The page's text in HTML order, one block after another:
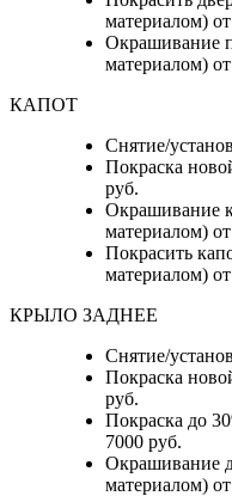
материалом)
Окрашивание
материалом)
КАПОТ
Снятие/
Покраска
руб.
Окрашивание
материалом)
Покрасить
материалом)
КРЫЛО ЗАДНЕЕ
Снятие/
Покраска
руб.
Покраска до
7000 руб.
Окрашивание
материалом)